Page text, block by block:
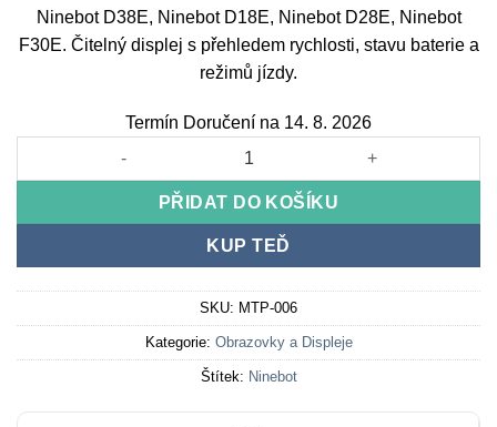
Ninebot D38E, Ninebot D18E, Ninebot D28E, Ninebot
F30E. Čitelný displej s přehledem rychlosti, stavu baterie a
režimů jízdy.
Termín Doručení na 14. 8. 2026
NINEBOT screen protector series F and D množství
PŘIDAT DO KOŠÍKU
KUP TEĎ
SKU: MTP-006
Kategorie: Obrazovky a Displeje
Štítek: Ninebot